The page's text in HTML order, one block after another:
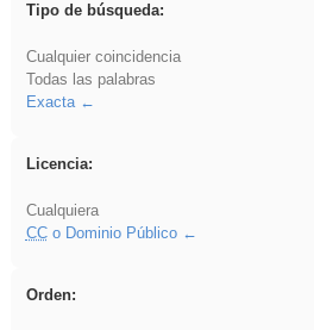
Tipo de búsqueda:
Cualquier coincidencia
Todas las palabras
Exacta
Licencia:
Cualquiera
CCo Dominio Público
Orden: